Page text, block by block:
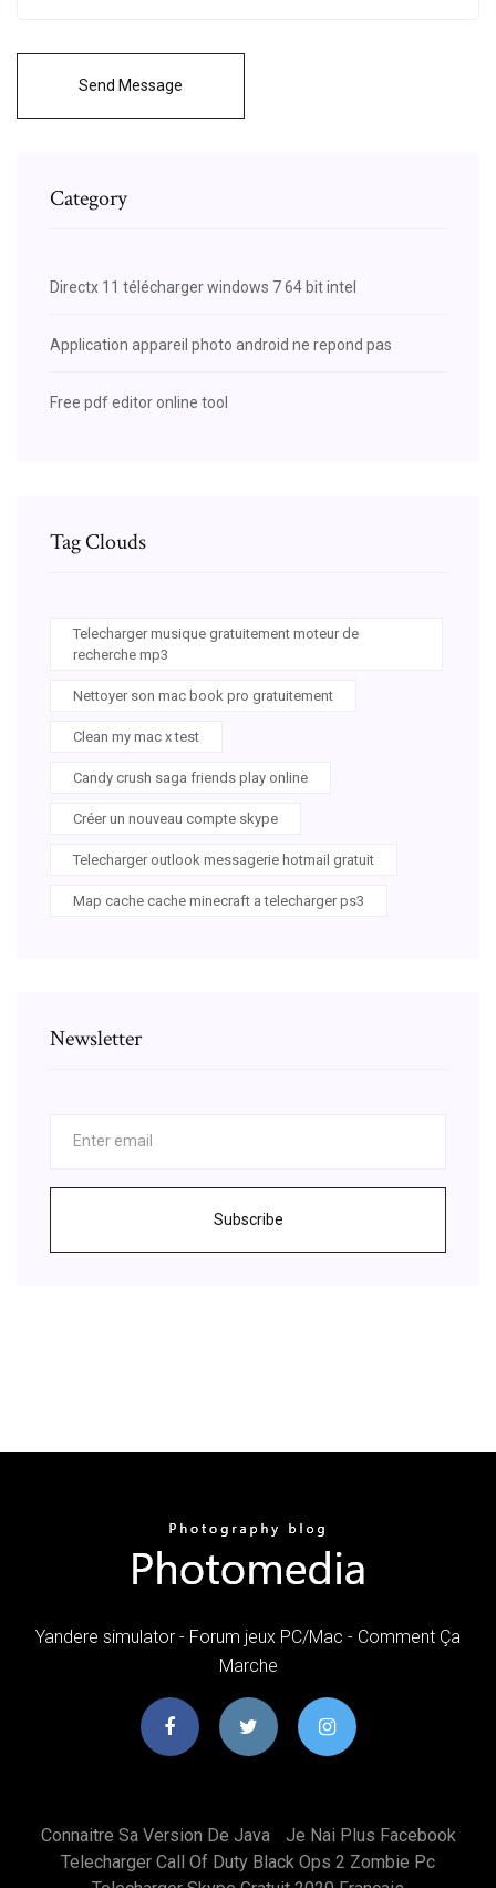
Send Message
Category
Directx 11 télécharger windows 7 64 bit intel
Application appareil photo android ne repond pas
Free pdf editor online tool
Tag Clouds
Telecharger musique gratuitement moteur de
recherche mp3
Nettoyer son mac book pro gratuitement
Clean my mac x test
Candy crush saga friends play online
Créer un nouveau compte skype
Telecharger outlook messagerie hotmail gratuit
Map cache cache minecraft a telecharger ps3
Newsletter
Subscribe
Yandere simulator - Forum jeux PC/Mac - Comment Ça
Marche
Connaitre Sa Version De Java
Je Nai Plus Facebook
Telecharger Call Of Duty Black Ops 2 Zombie Pc